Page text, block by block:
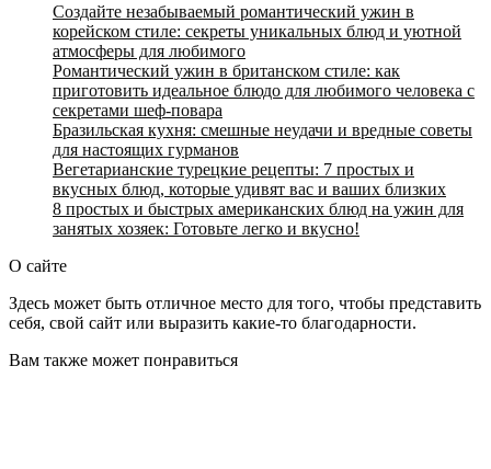
Создайте незабываемый романтический ужин в
корейском стиле: секреты уникальных блюд и уютной
атмосферы для любимого
Романтический ужин в британском стиле: как
приготовить идеальное блюдо для любимого человека с
секретами шеф-повара
Бразильская кухня: смешные неудачи и вредные советы
для настоящих гурманов
Вегетарианские турецкие рецепты: 7 простых и
вкусных блюд, которые удивят вас и ваших близких
8 простых и быстрых американских блюд на ужин для
занятых хозяек: Готовьте легко и вкусно!
О сайте
Здесь может быть отличное место для того, чтобы представить
себя, свой сайт или выразить какие-то благодарности.
Вам также может понравиться